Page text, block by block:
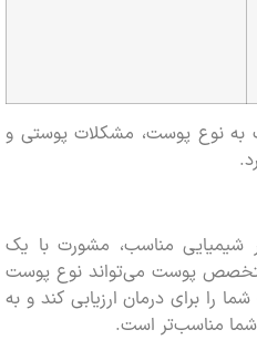
نوع پوست، مشکلات پوستی و
مناسب، مشورت با یک
می‌تواند نوع پوست
درمان ارزیابی کند و به
است.